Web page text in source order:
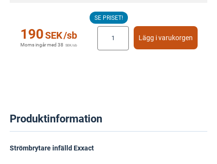
SE PRISET!
190SEK/sb
Moms ingår med38 SEK/sb
Lägg i varukorgen
Produktinformation
Strömbrytare infälld Exxact